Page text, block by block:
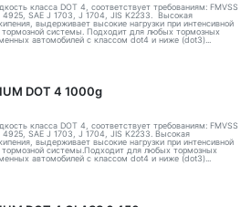
класса DOT 4, соответствует требованиям: FMVSS
4925, SAE J 1703, J 1704, JIS K2233. Высокая
выдерживает высокие нагрузки при интенсивной
тормозной системы. Подходит для любых тормозных
автомобилей с классом dot4 и ниже (dot3)...
DOT 4 1000g
класса DOT 4, соответствует требованиям: FMVSS
4925, SAE J 1703, J 1704, JIS K2233. Высокая
выдерживает высокие нагрузки при интенсивной
тормозной системы.Подходит для любых тормозных
автомобилей с классом dot4 и ниже (dot3)...